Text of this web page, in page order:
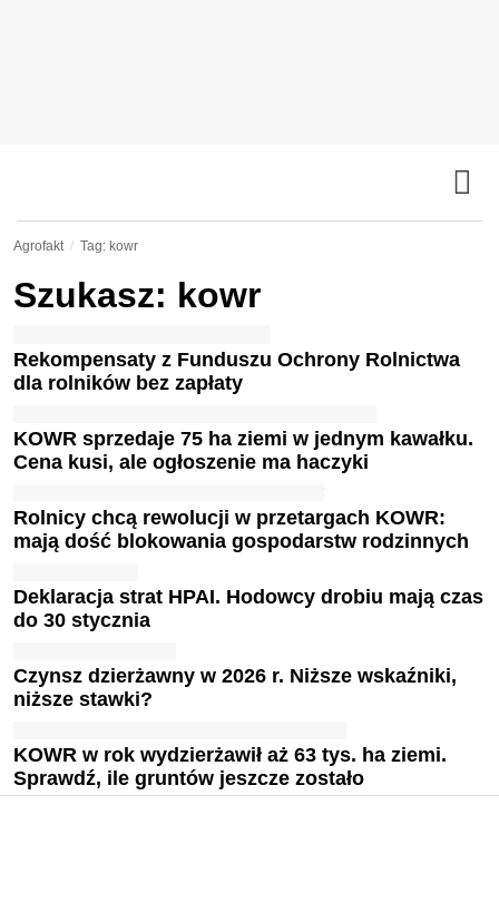
Agrofakt Tag: kowr
Szukasz: kowr
Rekompensaty z Funduszu Ochrony Rolnictwa
dla rolników bez zapłaty
KOWR sprzedaje 75 ha ziemi w jednym kawałku.
Cena kusi, ale ogłoszenie ma haczyki
Rolnicy chcą rewolucji w przetargach KOWR:
mają dość blokowania gospodarstw rodzinnych
Deklaracja strat HPAI. Hodowcy drobiu mają czas
do 30 stycznia
Czynsz dzierżawny w 2026 r. Niższe wskaźniki,
niższe stawki?
KOWR w rok wydzierżawił aż 63 tys. ha ziemi.
Sprawdź, ile gruntów jeszcze zostało